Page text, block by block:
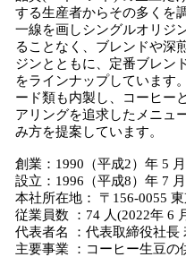
する生産者からその多くを
一線を画しシングルオリジ
ることなく、ブレンドや深
ジンとともに、定番ブレン
をラインナップしています
ード類も内製し、コーヒー
アリングを追求したメニュ
み方を提案しています。
創業：1990（平成2）年 5 月
設立：1996（平成8）年 7
本社所在地： 〒156-0055
従業員数 ：74 人(2022年 6
代表者名 ：代表取締役社長
主要事業 ：コーヒー生豆の